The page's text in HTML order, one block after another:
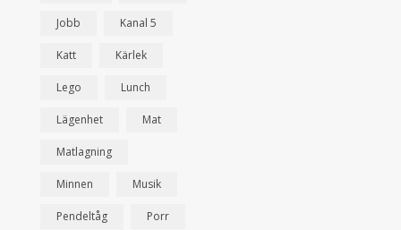
Jobb Kanal 5
Katt Kärlek
Lego Lunch
Lägenhet Mat
Matlagning
Minnen Musik
Pendeltåg Porr